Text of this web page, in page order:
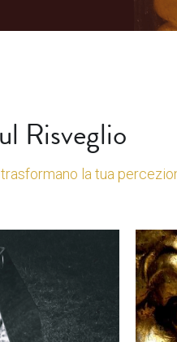
Risveglio
la tua